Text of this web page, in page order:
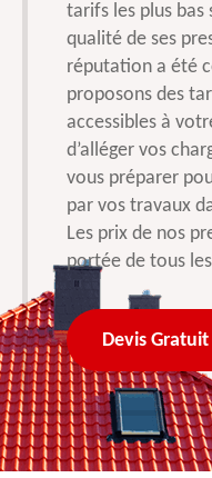
tarifs les plus bas
qualité de ses
réputation a été
proposons des
accessibles à
d’alléger vos
vous préparer
par vos travaux
Les prix de nos
portée de tous
Devis Gratuit